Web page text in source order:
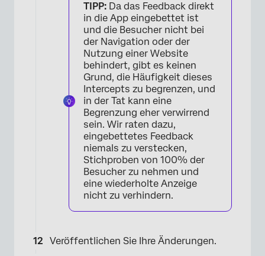
TIPP: Da das Feedback direkt
in die App eingebettet ist
und die Besucher nicht bei
der Navigation oder der
Nutzung einer Website
behindert, gibt es keinen
Grund, die Häufigkeit dieses
Intercepts zu begrenzen, und
in der Tat kann eine
Begrenzung eher verwirrend
sein. Wir raten dazu,
eingebettetes Feedback
niemals zu verstecken,
Stichproben von 100% der
Besucher zu nehmen und
eine wiederholte Anzeige
nicht zu verhindern.
Veröffentlichen Sie Ihre Änderungen.